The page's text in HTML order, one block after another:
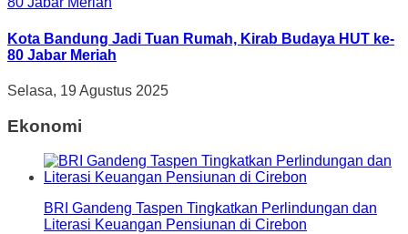
Kota Bandung Jadi Tuan Rumah, Kirab Budaya HUT ke-
80 Jabar Meriah
Selasa, 19 Agustus 2025
Ekonomi
BRI Gandeng Taspen Tingkatkan Perlindungan dan
Literasi Keuangan Pensiunan di Cirebon